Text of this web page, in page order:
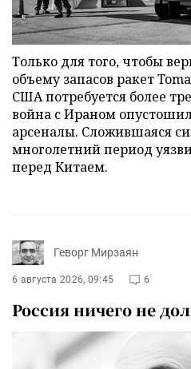
Только для того, чтобы
объему запасов ракет
США потребуется более
война с Ираном
арсеналы. Сложившаяся
многолетний период
перед Китаем.
Геворг Мирзаян
6 августа 2026, 09:45 6
Россия ничего не